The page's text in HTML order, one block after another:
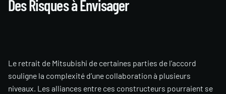
Des Risques à Envisager
Le retrait de Mitsubishi de certaines parties de l’accord
souligne la complexité d’une collaboration à plusieurs
niveaux. Les alliances entre ces constructeurs pourraient se